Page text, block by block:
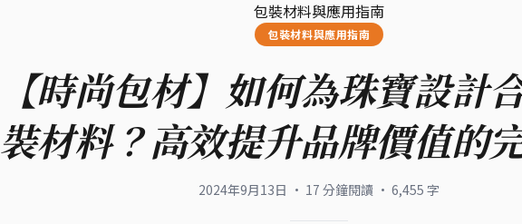
包裝材料與應用指南
包裝材料與應用指南
【時尚包材】如何為珠寶設計
裝材料？高效提升品牌價值的
2024年9月13日 · 17 分鐘閱讀 · 6,455 字